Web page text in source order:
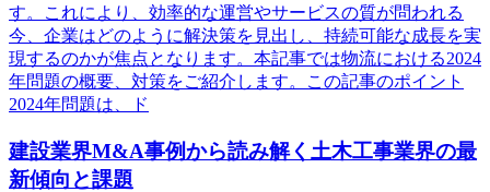
す。これにより、効率的な運営やサービスの質が問われる
今、企業はどのように解決策を見出し、持続可能な成長を実
現するのかが焦点となります。本記事では物流における2024
年問題の概要、対策をご紹介します。この記事のポイント
2024年問題は、ド
建設業界M&A事例から読み解く土木工事業界の最
新傾向と課題